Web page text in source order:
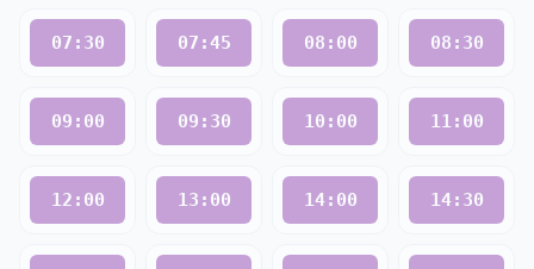
07:30 07:45 08:00 08:30
09:00 09:30 10:00 11:00
12:00 13:00 14:00 14:30